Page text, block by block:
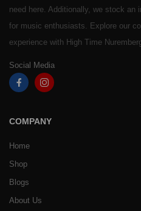
need here. Additionally, we stock an
for music enthusiasts. Explore our
experience with High Time
Social Media
COMPANY
Home
Shop
Blogs
About Us